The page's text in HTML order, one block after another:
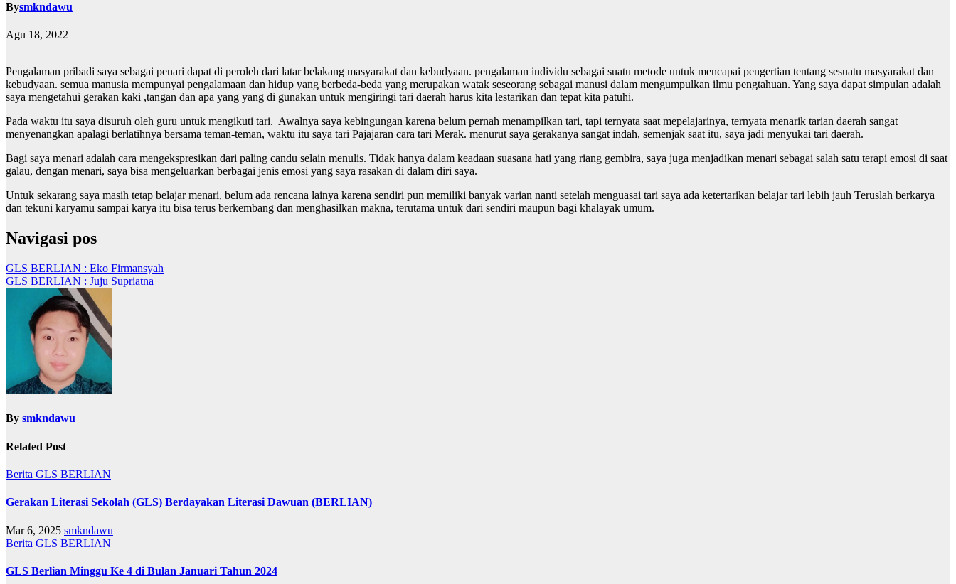
Bysmkndawu
Agu 18, 2022
Pengalaman pribadi saya sebagai penari dapat di peroleh dari latar belakang masyarakat dan kebudyaan. pengalaman individu sebagai suatu metode untuk mencapai pengertian tentang sesuatu masyarakat dan
kebudyaan. semua manusia mempunyai pengalamaan dan hidup yang berbeda-beda yang merupakan watak seseorang sebagai manusi dalam mengumpulkan ilmu pengtahuan. Yang saya dapat simpulan adalah
saya mengetahui gerakan kaki ,tangan dan apa yang yang di gunakan untuk mengiringi tari daerah harus kita lestarikan dan tepat kita patuhi.
Pada waktu itu saya disuruh oleh guru untuk mengikuti tari. Awalnya saya kebingungan karena belum pernah menampilkan tari, tapi ternyata saat mepelajarinya, ternyata menarik tarian daerah sangat
menyenangkan apalagi berlatihnya bersama teman-teman, waktu itu saya tari Pajajaran cara tari Merak. menurut saya gerakanya sangat indah, semenjak saat itu, saya jadi menyukai tari daerah.
Bagi saya menari adalah cara mengekspresikan dari paling candu selain menulis. Tidak hanya dalam keadaan suasana hati yang riang gembira, saya juga menjadikan menari sebagai salah satu terapi emosi di saat
galau, dengan menari, saya bisa mengeluarkan berbagai jenis emosi yang saya rasakan di dalam diri saya.
Untuk sekarang saya masih tetap belajar menari, belum ada rencana lainya karena sendiri pun memiliki banyak varian nanti setelah menguasai tari saya ada ketertarikan belajar tari lebih jauh Teruslah berkarya
dan tekuni karyamu sampai karya itu bisa terus berkembang dan menghasilkan makna, terutama untuk dari sendiri maupun bagi khalayak umum.
Navigasi pos
GLS BERLIAN : Eko Firmansyah
GLS BERLIAN : Juju Supriatna
By smkndawu
Related Post
Berita GLS BERLIAN
Gerakan Literasi Sekolah (GLS) Berdayakan Literasi Dawuan (BERLIAN)
Mar 6, 2025 smkndawu
Berita GLS BERLIAN
GLS Berlian Minggu Ke 4 di Bulan Januari Tahun 2024